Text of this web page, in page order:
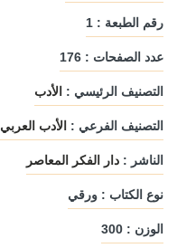
رقم الطبعة : 1
عدد الصفحات : 176
التصنيف الرئيسي : الأدب
التصنيف الفرعي : الأدب العربي
الناشر : دار الفكر المعاصر
نوع الكتاب : ورقي
الوزن : 300